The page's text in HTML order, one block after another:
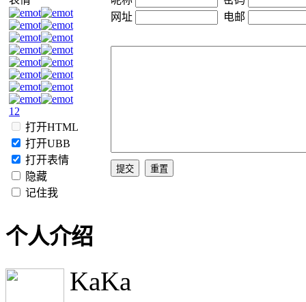
1 2
打开HTML
打开UBB
打开表情
隐藏
记住我
网址
电邮
个人介绍
KaKa